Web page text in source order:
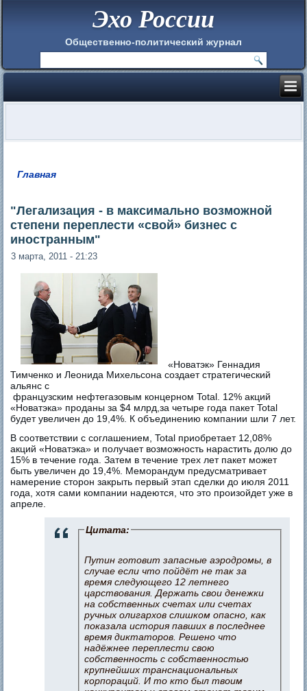
Эхо России
Общественно-политический журнал
Главная
"Легализация - в максимально возможной
степени переплести «свой» бизнес с
иностранным"
3 марта, 2011 - 21:23
«Новатэк» Геннадия
Тимченко и Леонида Михельсона создает стратегический
альянс с
французским нефтегазовым концерном Total. 12% акций
«Новатэка» проданы за $4 млрд,за четыре года пакет Total
будет увеличен до 19,4%. К объединению компании шли 7 лет.
В соответствии с соглашением, Total приобретает 12,08%
акций «Новатэка» и получает возможность нарастить долю до
15% в течение года. Затем в течение трех лет пакет может
быть увеличен до 19,4%. Меморандум предусматривает
намерение сторон закрыть первый этап сделки до июля 2011
года, хотя сами компании надеются, что это произойдет уже в
апреле.
Цитата:
Путин готовит запасные аэродромы, в
случае если что пойдёт не так за
время следующего 12 летнего
царствования. Держать свои денежки
на собственных счетах или счетах
ручных олигархов слишком опасно, как
показала история павших в последнее
время диктаторов. Решено что
надёжнее переплести свою
собственность с собственностью
крупнейших транснациональных
корпораций. И то кто был твоим